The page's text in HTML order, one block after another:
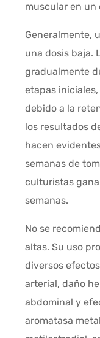
muscular en un
Generalmente,
una dosis baja.
gradualmente
etapas
debido a la
los resultados
hacen
semanas de
culturistas
semanas.
No se
altas. Su uso
diversos
arterial, daño
abdominal y
aromatasa